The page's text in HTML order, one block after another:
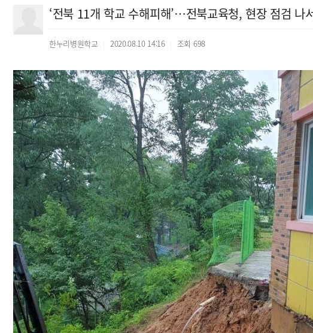
‘전북 11개 학교 수해피해’…전북교육청, 현장 점검 나
한누리병원학교 2020.08.10 14:16 조회 698